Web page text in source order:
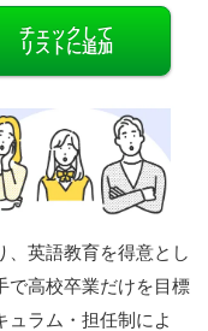
チェックして
リストに追加
、英語教育を得意とし
で高校卒業だけを目標
ュラム・担任制によ